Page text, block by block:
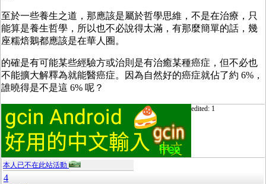
至於一些養生之道，那應該是屬於哲學思維，不是在治療，只
能算是養生哲學，所以也不必說得太滿，有那麼簡單的話，幾
座糯焙鵝都應該是在華人圈。
的確是有可能某些經驗方或治則是有治癒某種癌症，但不必也
不能擴大解釋為就能醫癌症。因為自然好的癌症就佔了約 6%，
誰曉得是不是這 6% 呢？
edited: 1
本人已不在此站活動
4